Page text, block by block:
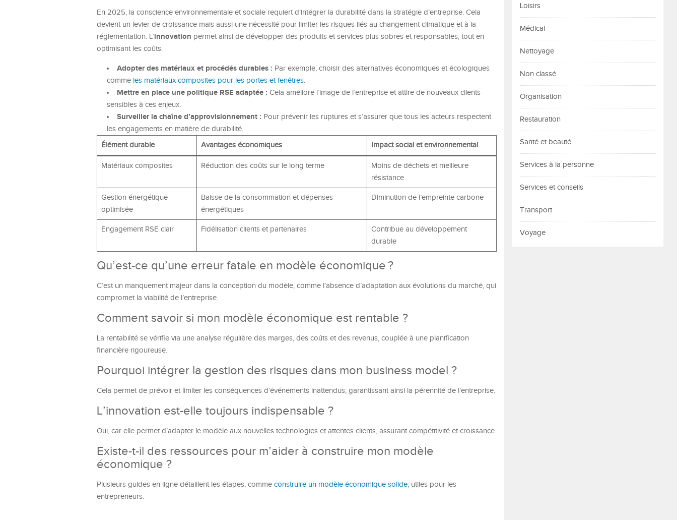
En 2025, la conscience environnementale et sociale requiert d’intégrer la durabilité dans la stratégie d’entreprise. Cela
devient un levier de croissance mais aussi une nécessité pour limiter les risques liés au changement climatique et à la
réglementation. L’innovation permet ainsi de développer des produits et services plus sobres et responsables, tout en
optimisant les coûts.
Adopter des matériaux et procédés durables : Par exemple, choisir des alternatives économiques et écologiques
comme les matériaux composites pour les portes et fenêtres.
Mettre en place une politique RSE adaptée : Cela améliore l’image de l’entreprise et attire de nouveaux clients
sensibles à ces enjeux.
Surveiller la chaîne d’approvisionnement : Pour prévenir les ruptures et s’assurer que tous les acteurs respectent
les engagements en matière de durabilité.
Élément durable
Avantages économiques Impact social et environnemental
Matériaux composites Réduction des coûts sur le long terme
Moins de déchets et meilleure
résistance
Gestion énergétique
optimisée
Baisse de la consommation et dépenses
énergétiques
Diminution de l’empreinte carbone
Engagement RSE clair Fidélisation clients et partenaires
Contribue au développement
durable
Qu’est-ce qu’une erreur fatale en modèle économique ?
C’est un manquement majeur dans la conception du modèle, comme l’absence d’adaptation aux évolutions du marché, qui
compromet la viabilité de l’entreprise.
Comment savoir si mon modèle économique est rentable ?
La rentabilité se vérifie via une analyse régulière des marges, des coûts et des revenus, couplée à une planification
financière rigoureuse.
Pourquoi intégrer la gestion des risques dans mon business model ?
Cela permet de prévoir et limiter les conséquences d’événements inattendus, garantissant ainsi la pérennité de l’entreprise.
L’innovation est-elle toujours indispensable ?
Oui, car elle permet d’adapter le modèle aux nouvelles technologies et attentes clients, assurant compétitivité et croissance.
Existe-t-il des ressources pour m’aider à construire mon modèle
économique ?
Plusieurs guides en ligne détaillent les étapes, comme construire un modèle économique solide, utiles pour les
entrepreneurs.
Loisirs
Médical
Nettoyage
Non classé
Organisation
Restauration
Santé et beauté
Services à la personne
Services et conseils
Transport
Voyage